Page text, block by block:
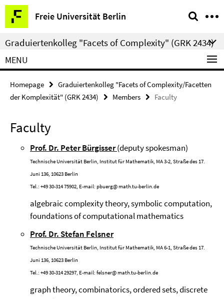
Springe
direkt
zu
Inhalt
Freie Universität Berlin
Service
Navigation
Graduiertenkolleg "Facets of Complexity" (GRK 2434)
MENU
Homepage
Graduiertenkolleg "Facets of Complexity/Facetten
der Komplexität" (GRK 2434)
Members Faculty
Faculty
Prof. Dr. Peter Bürgisser(deputy spokesman)
Technische Universität Berlin, Institut für Mathematik, MA 3-2, Straße des 17.
Juni 136, 10623 Berlin
Tel.: +49 30-314 75902, E-mail: pbuerg@math.tu-berlin.de
algebraic complexity theory, symbolic computation,
foundations of computational mathematics
Prof. Dr. Stefan Felsner
Technische Universität Berlin, Institut für Mathematik, MA 6-1, Straße des 17.
Juni 136, 10623 Berlin
Tel.: +49 30-314 29297, E-mail: felsner@math.tu-berlin.de
graph theory, combinatorics, ordered sets, discrete